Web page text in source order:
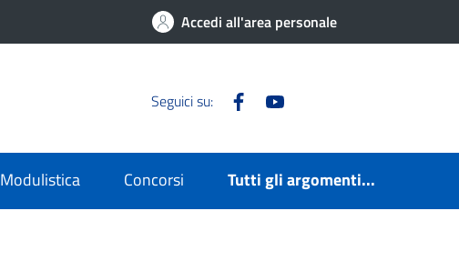
Accedi all'area personale
Seguici su: Facebook
Modulistica Concorsi Tutti gli argomenti...